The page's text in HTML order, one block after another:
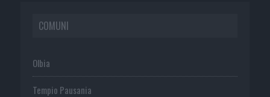
COMUNI
Olbia
Tempio Pausania